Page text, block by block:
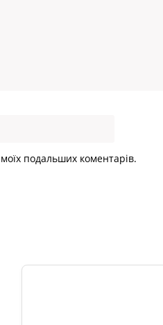
подальших коментарів.